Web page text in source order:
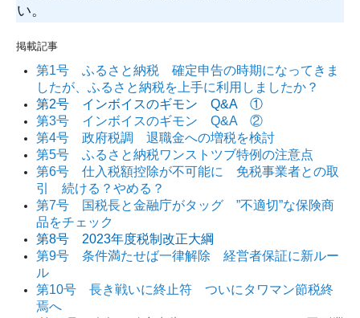
い。
掲載記事
第1号 ふるさと納税 確定申告の時期になってきま
したが、ふるさと納税を上手に利用しましたか？
第2号 インボイスのギモン Q&A ①
第3号 インボイスのギモン Q&A ②
第4号 政府税調 退職金への増税を検討
第5号 ふるさと納税ワンストツブ特例の注意点
第6号 仕入税額控除が不可能に 免税事業者との取
引 続ける？やめる？
第7号 国税長と金融庁がタッグ ”不適切”な保険商
品をチェック
第8号 2023年度税制改正大綱
第9号 条件満たせば一律解除 経営者保証に新ルー
ル
第10号 長き戦いに終止符 ついにタワマン節税終
焉へ